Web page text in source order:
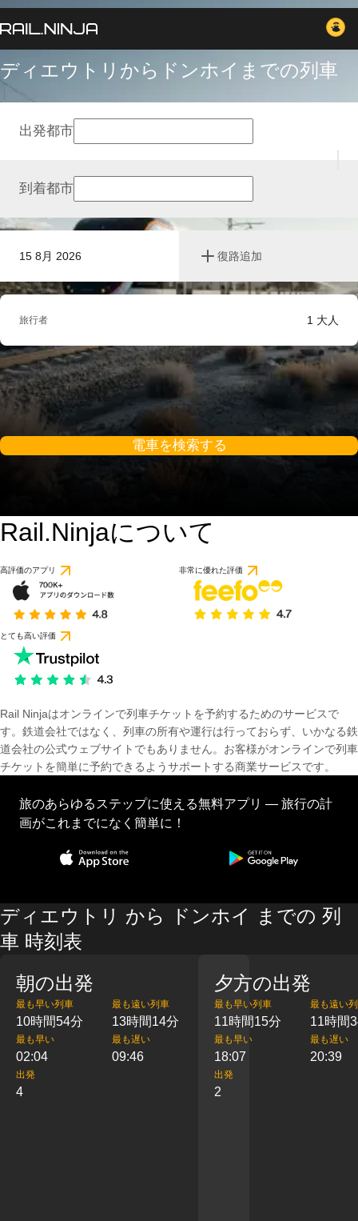
ディエウトリからドンホイまでの列車
15 8月 2026 復路追加
出発都市
到着都市
旅行者 1 大人
電車を検索する
Rail.Ninjaについて
高評価のアプリ 非常に優れた評価
とても高い評価
Rail Ninjaはオンラインで列車チケットを予約するためのサービスで
す。鉄道会社ではなく、列車の所有や運行は行っておらず、いかなる鉄
道会社の公式ウェブサイトでもありません。お客様がオンラインで列車
チケットを簡単に予約できるようサポートする商業サービスです。
旅のあらゆるステップに使える無料アプリ — 旅行の計
画がこれまでになく簡単に！
ディエウトリ から ドンホイ までの 列
車 時刻表
朝の出発
最も早い列車
10時間54分
最も遠い列車
13時間14分
最も早い
02:04
最も遅い
09:46
出発
4
夕方の出発
最も早い列車
11時間15分
最も遠い
11時間
最も早い
18:07
最も遅い
20:39
出発
2